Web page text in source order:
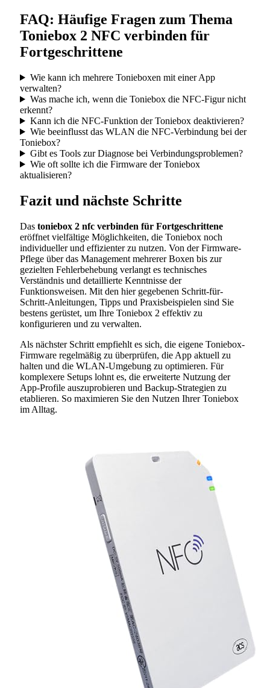
FAQ: Häufige Fragen zum Thema
Toniebox 2 NFC verbinden für
Fortgeschrittene
Wie kann ich mehrere Tonieboxen mit einer App
verwalten?
Was mache ich, wenn die Toniebox die NFC-Figur nicht
erkennt?
Kann ich die NFC-Funktion der Toniebox deaktivieren?
Wie beeinflusst das WLAN die NFC-Verbindung bei der
Toniebox?
Gibt es Tools zur Diagnose bei Verbindungsproblemen?
Wie oft sollte ich die Firmware der Toniebox
aktualisieren?
Fazit und nächste Schritte
Das toniebox 2 nfc verbinden für Fortgeschrittene
eröffnet vielfältige Möglichkeiten, die Toniebox noch
individueller und effizienter zu nutzen. Von der Firmware-
Pflege über das Management mehrerer Boxen bis zur
gezielten Fehlerbehebung verlangt es technisches
Verständnis und detaillierte Kenntnisse der
Funktionsweisen. Mit den hier gegebenen Schritt-für-
Schritt-Anleitungen, Tipps und Praxisbeispielen sind Sie
bestens gerüstet, um Ihre Toniebox 2 effektiv zu
konfigurieren und zu verwalten.
Als nächster Schritt empfiehlt es sich, die eigene Toniebox-
Firmware regelmäßig zu überprüfen, die App aktuell zu
halten und die WLAN-Umgebung zu optimieren. Für
komplexere Setups lohnt es, die erweiterte Nutzung der
App-Profile auszuprobieren und Backup-Strategien zu
etablieren. So maximieren Sie den Nutzen Ihrer Toniebox
im Alltag.